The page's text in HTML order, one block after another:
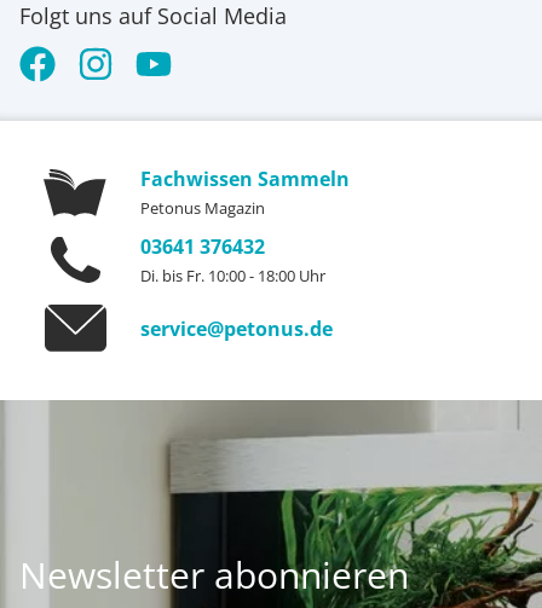
Folgt uns auf Social Media
Fachwissen Sammeln
Petonus Magazin
03641 376432
Di. bis Fr. 10:00 - 18:00 Uhr
service@petonus.de
Newsletter abonnieren